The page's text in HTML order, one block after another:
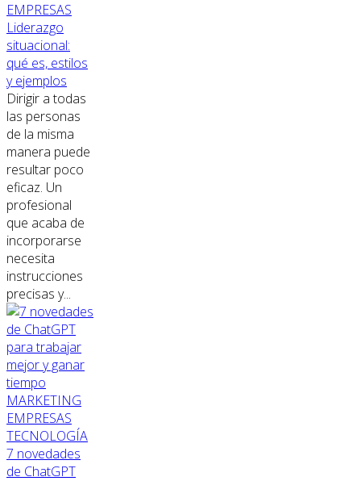
EMPRESAS
Liderazgo
situacional:
qué es, estilos
y ejemplos
Dirigir a todas
las personas
de la misma
manera puede
resultar poco
eficaz. Un
profesional
que acaba de
incorporarse
necesita
instrucciones
precisas y...
MARKETING
EMPRESAS
TECNOLOGÍA
7 novedades
de ChatGPT